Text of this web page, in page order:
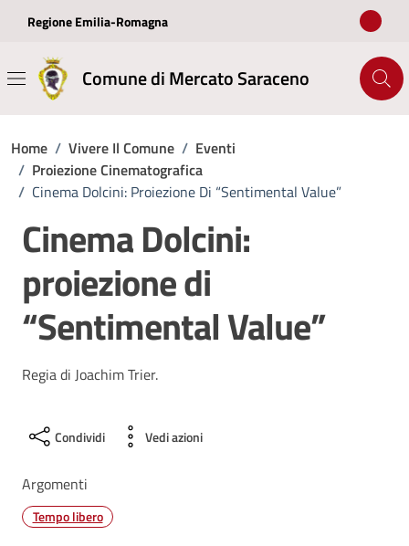
Regione Emilia-Romagna
Comune di Mercato Saraceno
Home / Vivere Il Comune / Eventi
/ Proiezione Cinematografica
/ Cinema Dolcini: Proiezione Di “Sentimental Value”
Cinema Dolcini:
proiezione di
“Sentimental Value”
Regia di Joachim Trier.
Condividi Vedi azioni
Argomenti
Tempo libero